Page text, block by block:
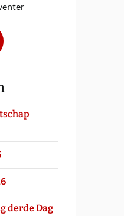
derde Dag